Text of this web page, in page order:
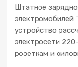
Штатное
электромобилей
устройство
электросети
розеткам и